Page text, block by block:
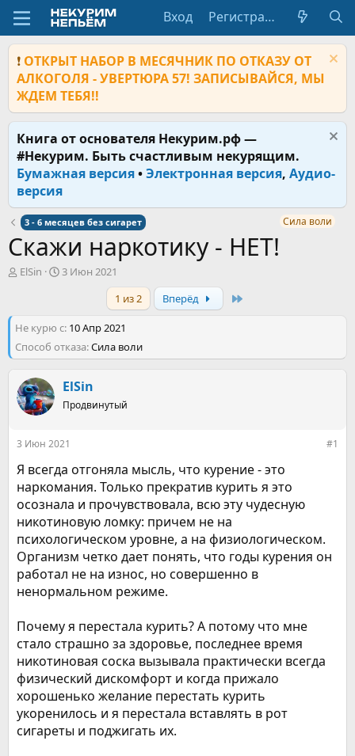
Вход Регистрация
❗ ОТКРЫТ НАБОР В МЕСЯЧНИК ПО ОТКАЗУ ОТ
АЛКОГОЛЯ - УВЕРТЮРА 57! ЗАПИСЫВАЙСЯ, МЫ
ЖДЕМ ТЕБЯ!!
Книга от основателя Некурим.рф —
#Некурим. Быть счастливым некурящим.
Бумажная версия•Электронная версия, Аудио-
версия
3 - 6 месяцев без сигарет Сила воли
Скажи наркотику - НЕТ!
А
р
т
е
ы
ElSin
Д
н
а
ч
л
а
3 Июн 2021
1 из 2
Вперёд
Не курю с 10 Апр 2021
Способ отказа Сила воли
ElSin
Продвинутый
3 Июн 2021 #1
Я всегда отгоняла мысль, что курение - это
наркомания. Только прекратив курить я это
осознала и прочувствовала, всю эту чудесную
никотиновую ломку: причем не на
психологическом уровне, а на физиологическом.
Организм четко дает понять, что годы курения он
работал не на износ, но совершенно в
ненормальном режиме.
Почему я перестала курить? А потому что мне
стало страшно за здоровье, последнее время
никотиновая соска вызывала практически всегда
физический дискомфорт и когда прижало
хорошенько желание перестать курить
укоренилось и я перестала вставлять в рот
сигареты и поджигать их.